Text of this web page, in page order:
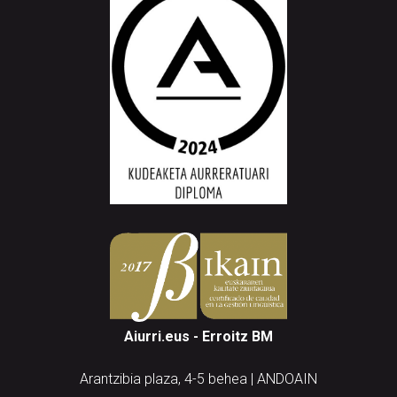
Aiurri.eus - Erroitz BM
Arantzibia plaza, 4-5 behea | ANDOAIN